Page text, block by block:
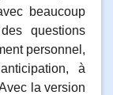
beaucoup
questions
personnel,
à
la version